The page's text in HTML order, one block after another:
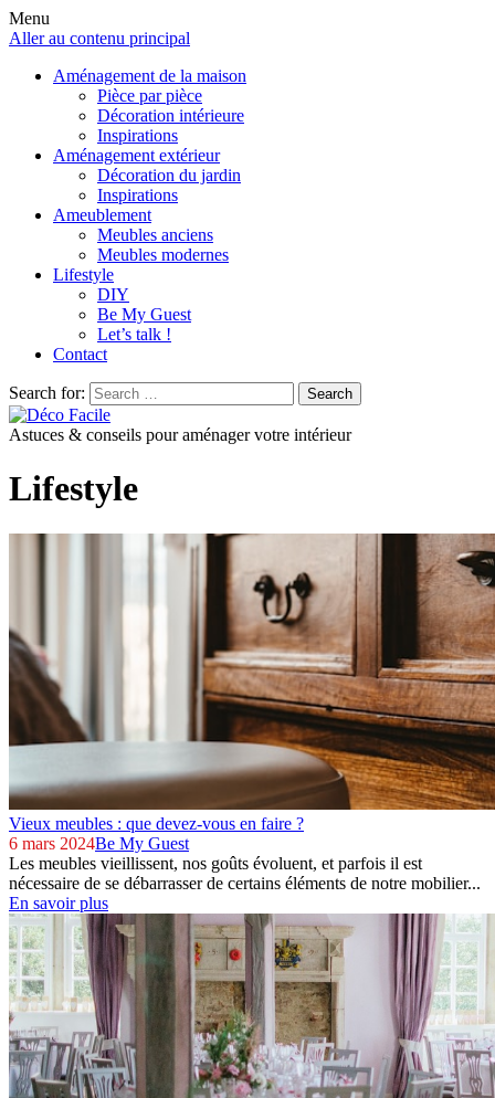
Menu
Aller au contenu principal
Aménagement de la maison
Pièce par pièce
Décoration intérieure
Inspirations
Aménagement extérieur
Décoration du jardin
Inspirations
Ameublement
Meubles anciens
Meubles modernes
Lifestyle
DIY
Be My Guest
Let’s talk !
Contact
Search for: Search
Astuces & conseils pour aménager votre intérieur
Lifestyle
Vieux meubles : que devez-vous en faire ?
6 mars 2024Be My Guest
Les meubles vieillissent, nos goûts évoluent, et parfois il est
nécessaire de se débarrasser de certains éléments de notre mobilier...
En savoir plus